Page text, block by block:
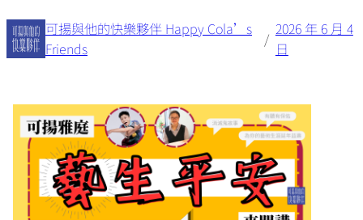
可揚與他的快樂夥伴 Happy Cola’s
Friends
/
2026 年 6 月 4
日